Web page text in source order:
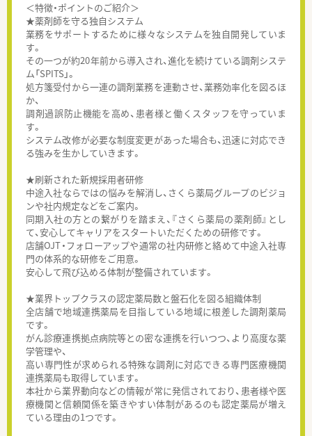
＜特徴・ポイントのご紹介＞
★薬剤師を守る独自システム
業務をサポートするために様々なシステムを独自開発していま
す。
その一つが約20年前から導入され、進化を続けている調剤システ
ム「SPITS」。
処方箋受付から一連の調剤業務を連動させ、業務効率化を図るほ
か、
調剤過誤防止機能を高め、患者様と働くスタッフを守っていま
す。
システム改修が必要な制度変更があった場合も、迅速に対応でき
る強みを生かしていきます。
★刷新された新規採用者研修
中途入社ならではの悩みを解消し、さくら薬局グループのビジョ
ンや社内規定などをご案内。
同期入社の方との繋がりを踏まえ、『さくら薬局の薬剤師』とし
て、安心してキャリアをスタートいただくための研修です。
店舗OJT・フォローアップや通常の社内研修と絡めて中途入社専
門の体系的な研修をご用意。
安心して飛び込める体制が整備されています。
★業界トップクラスの認定薬局数と盤石化を図る組織体制
全店舗で地域連携薬局を目指している地域に根差した調剤薬局
です。
がん診療連携拠点病院等との密な連携を行いつつ、より高度な薬
学管理や、
高い専門性が求められる特殊な調剤に対応できる専門医療機関
連携薬局も取得しています。
本社から業界動向などの情報が常に発信されており、患者様や医
療機関と信頼関係を築きやすい体制があるのも認定薬局が増え
ている理由の1つです。